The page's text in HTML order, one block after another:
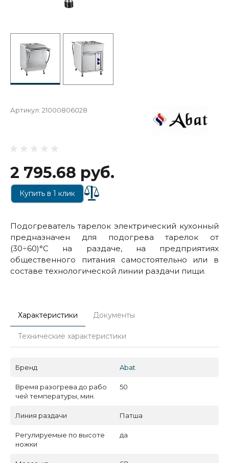
Артикул: 21000806028
2 795.68 руб.
Купить в 1 клик
Подогреватель тарелок электрический кухонный
предназначен для подогрева тарелок от
(30÷60)°С на раздаче, на предприятиях
общественного питания самостоятельно или в
составе технологической линии раздачи пищи.
Характеристики Документы
Технические характеристики
Бренд Abat
Время разогрева до рабо
чей температуры, мин.
50
Линия раздачи Патша
Регулируемые по высоте
ножки
да